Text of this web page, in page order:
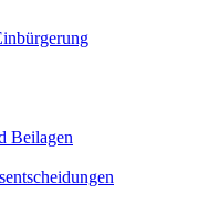
Beilagen